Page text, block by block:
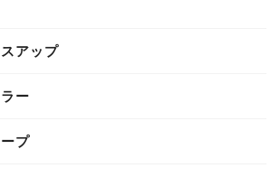
アップ
ー
プ